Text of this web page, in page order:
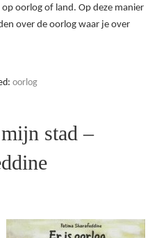
oorlog of land. Op deze manier
over de oorlog waar je over
oorlog
stad –